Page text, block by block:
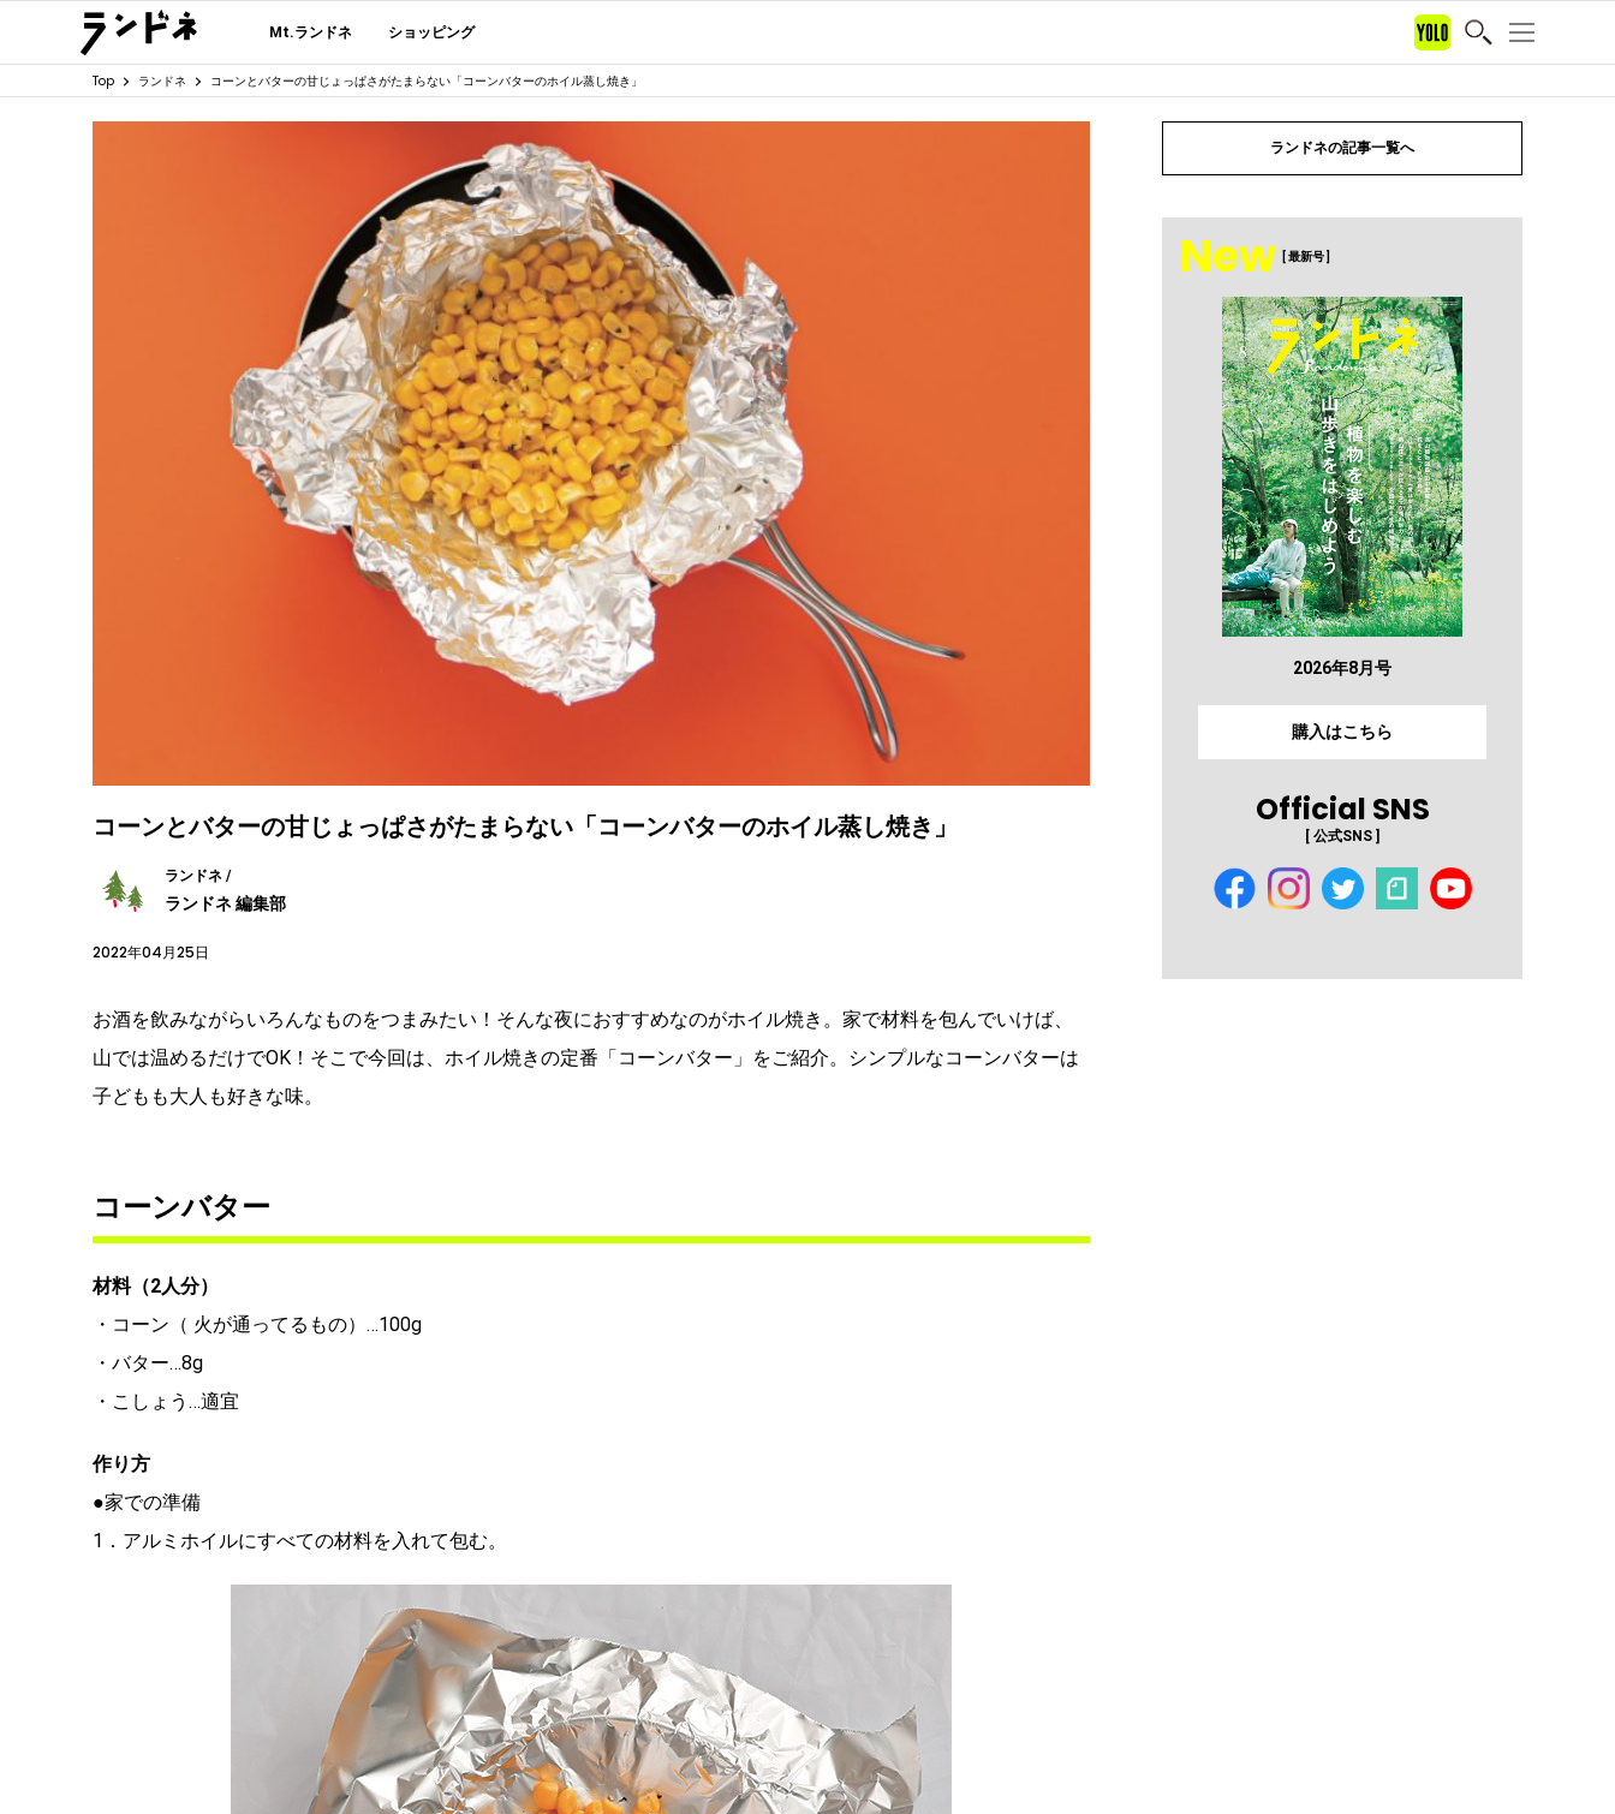
Mt.ランドネ ショッピング
Top ランドネ コーンとバターの甘じょっぱさがたまらない「コーンバターのホイル蒸し焼き」
コーンとバターの甘じょっぱさがたまらない「コーンバターのホイル蒸し焼き」
ランドネ /
ランドネ 編集部
2022年04月25日
お酒を飲みながらいろんなものをつまみたい！そんな夜におすすめなのがホイル焼き。家で材料を包んでいけば、
山では温めるだけでOK！そこで今回は、ホイル焼きの定番「コーンバター」をご紹介。シンプルなコーンバターは
子どもも大人も好きな味。
コーンバター
材料（2人分）
・コーン（ 火が通ってるもの）…100g
・バター…8g
・こしょう…適宜
作り方
●家での準備
1．アルミホイルにすべての材料を入れて包む。
ランドネの記事一覧へ
New [ 最新号 ]
2026年8月号
購入はこちら
Official SNS
[ 公式SNS ]